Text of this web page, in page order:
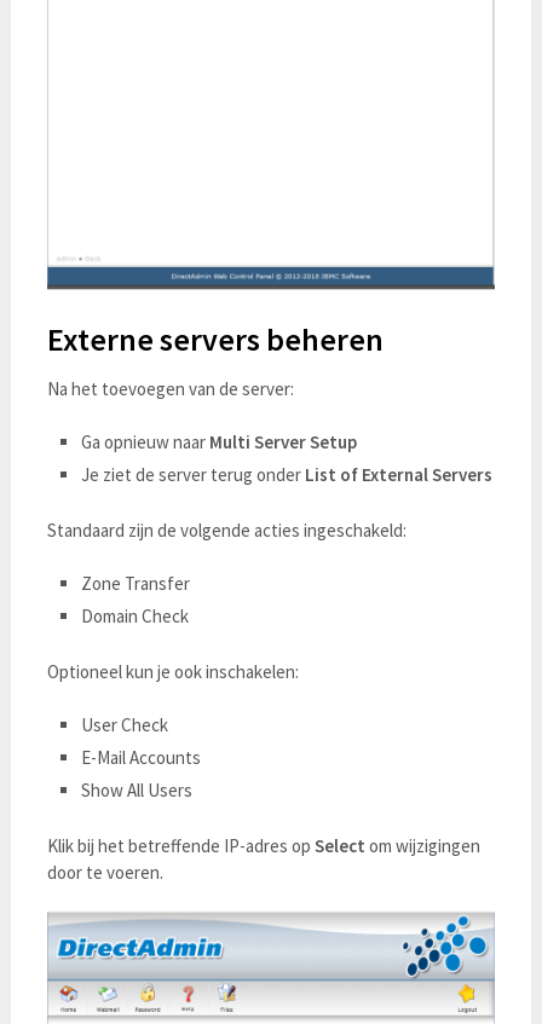
Externe servers beheren
Na het toevoegen van de server:
Ga opnieuw naar Multi Server Setup
Je ziet de server terug onder List of External Servers
Standaard zijn de volgende acties ingeschakeld:
Zone Transfer
Domain Check
Optioneel kun je ook inschakelen:
User Check
E-Mail Accounts
Show All Users
Klik bij het betreffende IP-adres op Select om wijzigingen
door te voeren.